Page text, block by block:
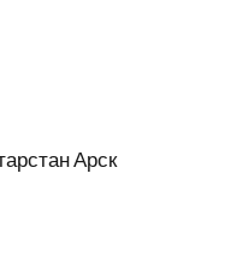
Арск